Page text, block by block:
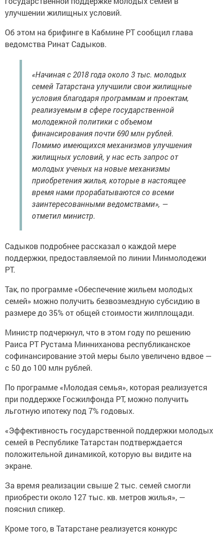
улучшении жилищных условий.
Об этом на брифинге в Кабмине РТ сообщил глава
ведомства Ринат Садыков.
«Начиная с 2018 года около 3 тыс. молодых
семей Татарстана улучшили свои жилищные
условия благодаря программам и проектам,
реализуемым в сфере государственной
молодежной политики с объемом
финансирования почти 690 млн рублей.
Помимо имеющихся механизмов улучшения
жилищных условий, у нас есть запрос от
молодых ученых на новые механизмы
приобретения жилья, которые в настоящее
время нами прорабатываются со всеми
заинтересованными ведомствами», —
отметил министр.
Садыков подробнее рассказал о каждой мере
поддержки, предоставляемой по линии Минмолодежи
РТ.
Так, по программе «Обеспечение жильем молодых
семей» можно получить безвозмездную субсидию в
размере до 35% от общей стоимости жилплощади.
Министр подчеркнул, что в этом году по решению
Раиса РТ Рустама Минниханова республиканское
софинансирование этой меры было увеличено вдвое —
с 50 до 100 млн рублей.
По программе «Молодая семья», которая реализуется
при поддержке Госжилфонда РТ, можно получить
льготную ипотеку под 7% годовых.
«Эффективность государственной поддержки молодых
семей в Республике Татарстан подтверждается
положительной динамикой, которую вы видите на
экране.
За время реализации свыше 2 тыс. семей смогли
приобрести около 127 тыс. кв. метров жилья», —
пояснил спикер.
Кроме того, в Татарстане реализуется конкурс